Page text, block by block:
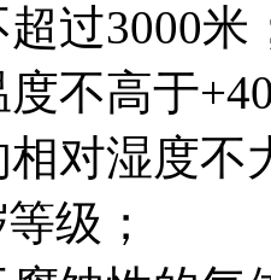
过3000米
不高于
对湿度不
级；